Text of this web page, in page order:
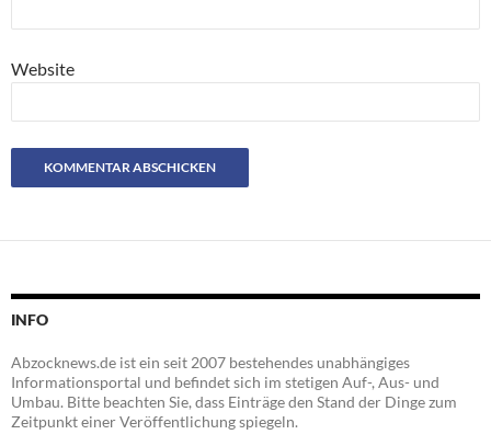
Website
INFO
Abzocknews.de ist ein seit 2007 bestehendes unabhängiges
Informationsportal und befindet sich im stetigen Auf-, Aus- und
Umbau. Bitte beachten Sie, dass Einträge den Stand der Dinge zum
Zeitpunkt einer Veröffentlichung spiegeln.